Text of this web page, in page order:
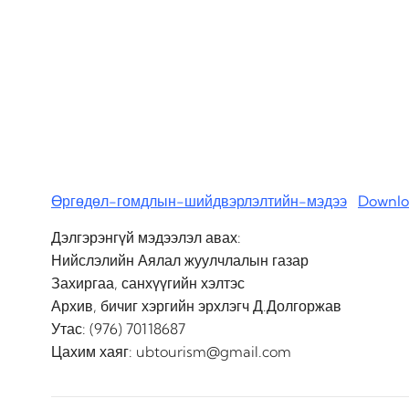
Өргөдөл-гомдлын-шийдвэрлэлтийн-мэдээ
Дэлгэрэнгүй мэдээлэл авах:
Нийслэлийн Аялал жуулчлалын газар
Захиргаа, санхүүгийн хэлтэс
Архив, бичиг хэргийн эрхлэгч Д.Долгоржав
Утас: (976) 70118687
Цахим хаяг: ubtourism@gmail.com